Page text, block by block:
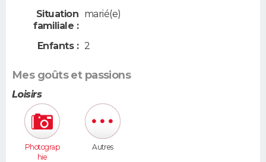
Situation
familiale :
marié(e)
Enfants : 2
Mes goûts et passions
Loisirs
Photograp
hie
Autres